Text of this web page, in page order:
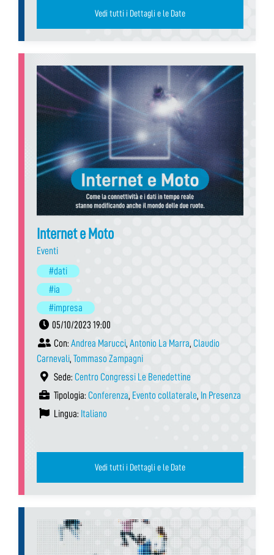
Vedi tutti i Dettagli e le Date
Internet e Moto
Eventi
#dati
#ia
#impresa
05/10/2023 19:00
Con: Andrea Marucci, Antonio La Marra, Claudio
Carnevali, Tommaso Zampagni
Sede: Centro Congressi Le Benedettine
Tipologia: Conferenza, Evento collaterale, In Presenza
Lingua: Italiano
Vedi tutti i Dettagli e le Date